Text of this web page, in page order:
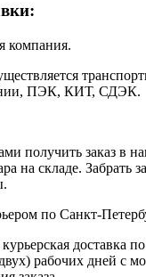
компания.
ПЭК, КИТ, СДЭК.
получить заказ в
на складе. Забрать
по Санкт-
доставка
рабочих дней с